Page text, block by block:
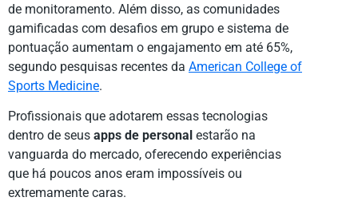
de monitoramento. Além disso, as comunidades
gamificadas com desafios em grupo e sistema de
pontuação aumentam o engajamento em até 65%,
segundo pesquisas recentes da American College of
Sports Medicine.
Profissionais que adotarem essas tecnologias
dentro de seus apps de personal estarão na
vanguarda do mercado, oferecendo experiências
que há poucos anos eram impossíveis ou
extremamente caras.